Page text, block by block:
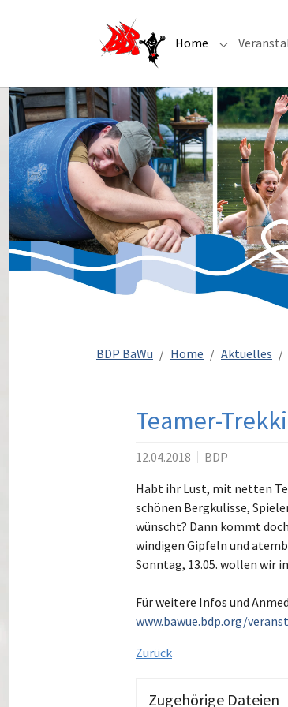
Home Submenu
BDP BaWü Home Aktuelles
Teamer-
12.04.2018
BDP
Habt ihr Lust, mit netten
schönen Bergkulisse,
wünscht? Dann kommt
windigen Gipfeln und
Sonntag, 13.05. wollen wir
Für weitere Infos und
www.bawue.bdp.org/
Zurück
Zugehörige Dateien